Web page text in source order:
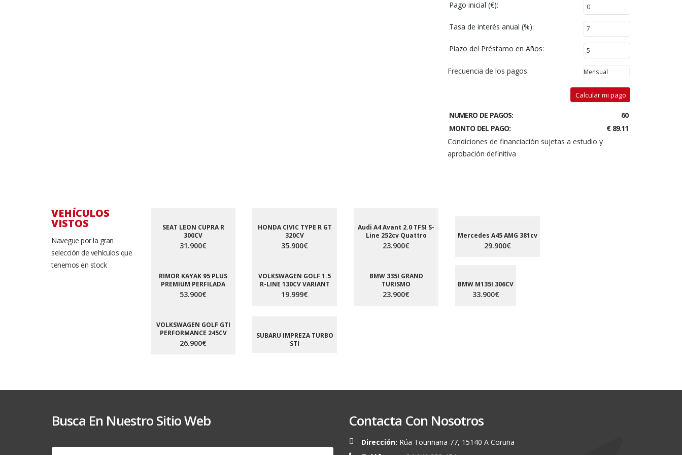
Pago inicial (€):
Tasa de interés anual (%):
Plazo del Préstamo en Años:
Frecuencia de los pagos:
Calcular mi pago
NUMERO DE PAGOS:
60
MONTO DEL PAGO:
€ 89.11
Condiciones de financiación sujetas a estudio y
aprobación definitiva
VEHÍCULOS
VISTOS
Navegue por la gran
selección de vehículos que
tenemos en stock
SEAT LEON CUPRA R
300CV
31.900€
HONDA CIVIC TYPE R GT
320CV
35.900€
Audi A4 Avant 2.0 TFSI S-
Line 252cv Quattro
23.900€
Mercedes A45 AMG 381cv
29.900€
RIMOR KAYAK 95 PLUS
PREMIUM PERFILADA
53.900€
VOLKSWAGEN GOLF 1.5
R-LINE 130CV VARIANT
19.999€
BMW 335I GRAND
TURISMO
23.900€
BMW M135I 306CV
33.900€
VOLKSWAGEN GOLF GTI
PERFORMANCE 245CV
26.900€
SUBARU IMPREZA TURBO
STI
Busca En Nuestro Sitio Web
Buscar:
Contacta Con Nosotros
Dirección: Rúa Touriñana 77, 15140 A Coruña